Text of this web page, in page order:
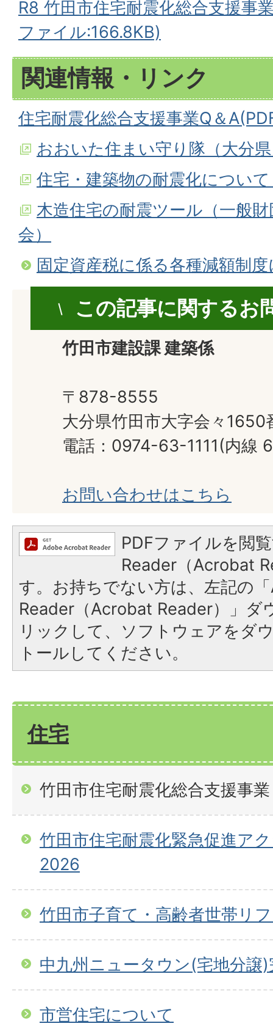
R8 竹田市住宅耐震化総合支援事
ファイル:166.8KB)
関連情報・リンク
住宅耐震化総合支援事業Q＆
おおいた住まい守り隊（大分
住宅・建築物の耐震化につい
木造住宅の耐震ツール（一般
会）
固定資産税に係る各種減額制
この記事に関するお
竹田市建設課 建築係
〒878-8555
大分県竹田市大字会々1650
電話：0974-63-1111(内線
お問い合わせはこちら
PDFファイルを閲
Reader（Acrobat
す。お持ちでない方は、左記の
Reader（Acrobat Reader）」ダ
リックして、ソフトウェアをダ
トールしてください。
住宅
竹田市住宅耐震化総合支援事業
竹田市住宅耐震化緊急促進ア
2026
竹田市子育て・高齢者世帯リ
中九州ニュータウン(宅地分譲)
市営住宅について